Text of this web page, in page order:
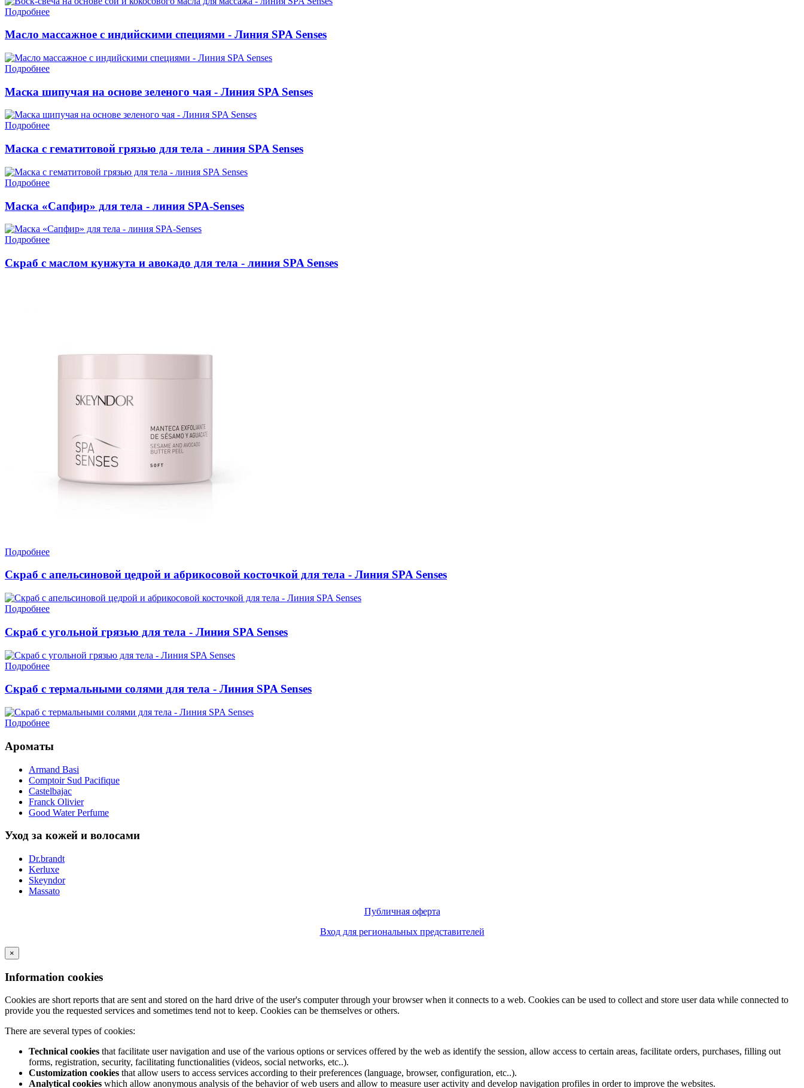
Подробнее
Масло массажное с индийскими специями - Линия SPA Senses
Подробнее
Маска шипучая на основе зеленого чая - Линия SPA Senses
Подробнее
Маска с гематитовой грязью для тела - линия SPA Senses
Подробнее
Маска «Сапфир» для тела - линия SPA-Senses
Подробнее
Скраб с маслом кунжута и авокадо для тела - линия SPA Senses
Подробнее
Скраб с апельсиновой цедрой и абрикосовой косточкой для тела - Линия SPA Senses
Подробнее
Скраб с угольной грязью для тела - Линия SPA Senses
Подробнее
Скраб с термальными солями для тела - Линия SPA Senses
Подробнее
Ароматы
Armand Basi
Comptoir Sud Pacifique
Castelbajac
Franck Olivier
Good Water Perfume
Уход за кожей и волосами
Dr.brandt
Kerluxe
Skeyndor
Massato
Публичная оферта
Вход для региональных представителей
×
Information cookies
Cookies are short reports that are sent and stored on the hard drive of the user's computer through your browser when it connects to a web. Cookies can be used to collect and store user data while connected to
provide you the requested services and sometimes tend not to keep. Cookies can be themselves or others.
There are several types of cookies:
Technical cookies that facilitate user navigation and use of the various options or services offered by the web as identify the session, allow access to certain areas, facilitate orders, purchases, filling out
forms, registration, security, facilitating functionalities (videos, social networks, etc..).
Customization cookies that allow users to access services according to their preferences (language, browser, configuration, etc..).
Analytical cookies which allow anonymous analysis of the behavior of web users and allow to measure user activity and develop navigation profiles in order to improve the websites.